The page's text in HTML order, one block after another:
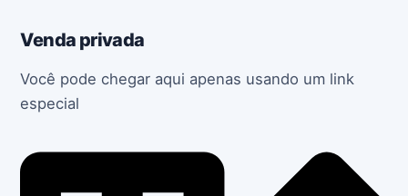
Venda privada
Você pode chegar aqui apenas usando um link
especial